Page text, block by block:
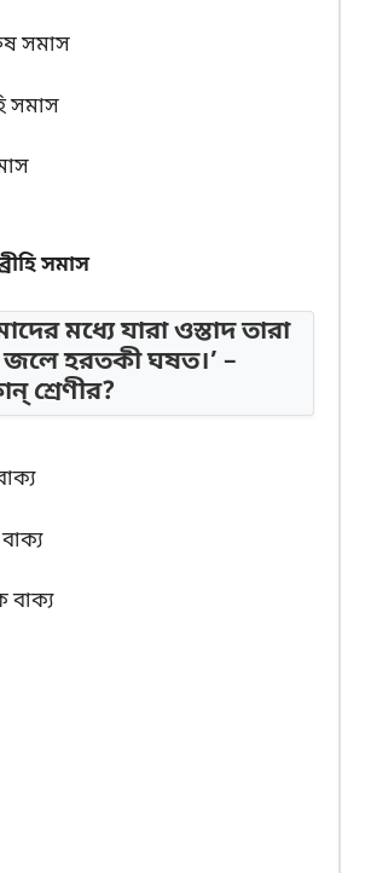
সমাস
সমাস
সমাস
মধ্যে যারা ওস্তাদ তারা
হরতকী ঘষত।’ –
শ্রেণীর?
বাক্য